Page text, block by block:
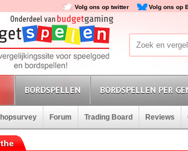
Volg ons op twitter Volg ons op
BORDSPELLEN BORDSPELLEN PER
Forum Trading Board Reviews